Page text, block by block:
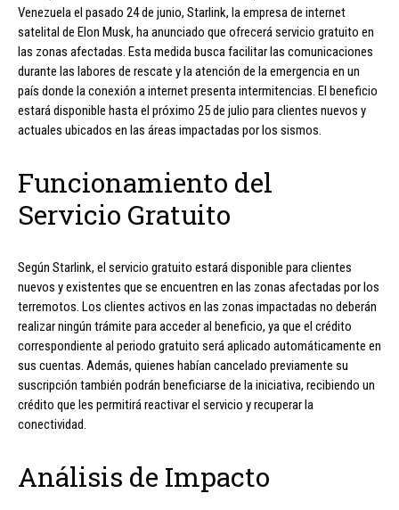
Venezuela el pasado 24 de junio, Starlink, la empresa de internet
satelital de Elon Musk, ha anunciado que ofrecerá servicio gratuito en
las zonas afectadas. Esta medida busca facilitar las comunicaciones
durante las labores de rescate y la atención de la emergencia en un
país donde la conexión a internet presenta intermitencias. El beneficio
estará disponible hasta el próximo 25 de julio para clientes nuevos y
actuales ubicados en las áreas impactadas por los sismos.
Funcionamiento del
Servicio Gratuito
Según Starlink, el servicio gratuito estará disponible para clientes
nuevos y existentes que se encuentren en las zonas afectadas por los
terremotos. Los clientes activos en las zonas impactadas no deberán
realizar ningún trámite para acceder al beneficio, ya que el crédito
correspondiente al periodo gratuito será aplicado automáticamente en
sus cuentas. Además, quienes habían cancelado previamente su
suscripción también podrán beneficiarse de la iniciativa, recibiendo un
crédito que les permitirá reactivar el servicio y recuperar la
conectividad.
Análisis de Impacto